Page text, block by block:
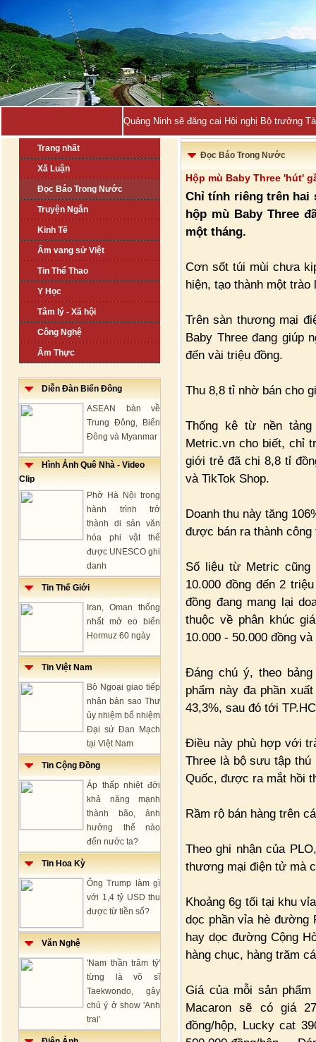
Quảng Ninh sẽ đăng cai Hội nghị Bộ trưởng
Trang nhất
Xã Luận
Đọc Báo Trong Nước
Truyện Ngắn
Kinh Tế
Âm vang sử Việt
Tin Thể Thao
Y Học
Tâm lý - Xã hội
Công Nghệ
Ẩm Thực
Diễn Đàn Biển Đông
ASEAN bàn về
Trung Đông, Biển
Đông và Myanmar
Hình Ảnh Quê Nhà - Video
Clip
Phở Hà Nội trong
hành trình trở
thành di sản văn
hóa phi vật thể
được UNESCO ghi
danh
Tin Thế Giới
Iran, Oman thống
nhất mở eo biển
Hormuz 60 ngày
Tin Việt Nam
Bộ Ngoại giao tiếp
nhận bản sao Thư
ủy nhiệm bổ nhiệm
Đại sứ Đan Mạch
tại Việt Nam
Tin Cộng Đồng
Áp thấp nhiệt đới
khả năng mạnh
thành bão, ảnh
hưởng thế nào
đến nước ta?
Tin Hoa Kỳ
Ông Trump làm gì
với 1,4 tỷ USD thu
được từ tiền số?
Văn Nghệ
'Nam thần trăm tỷ'
từng là võ sĩ
Taekwondo, gây
chú ý ở show 'Anh
trai'
Đọc Báo Trong Nước
Hộp mù Baby Three 'hút'
Chỉ tính riêng trên hai
hộp mù Baby Three
một tháng.
Cơn sốt túi mùi chưa
hiện, tạo thành một
Trên sàn thương mại
Baby Three đang giúp
đến vài triệu đồng.
Thu 8,8 tỉ nhờ bán cho
Thống kê từ nền
Metric.vn cho biết, chỉ
giới trẻ đã chi 8,8 tỉ
và TikTok Shop.
Doanh thu này tăng
được bán ra thành công
Số liệu từ Metric
10.000 đồng đến 2
đồng đang mang lại
thuộc về phân khúc
10.000 - 50.000 đồng
Đáng chú ý, theo
phẩm này đa phần
43,3%, sau đó tới
Điều này phù hợp với
Three là bộ sưu tập
Quốc, được ra mắt hồi
Rầm rộ bán hàng trên
Theo ghi nhận của
thương mại điện tử mà
Khoảng 6g tối tại khu
dọc phần vỉa hè đường
hay dọc đường Cộng
hàng chục, hàng trăm
Giá của mỗi sản
Macaron sẽ có giá
đồng/hộp, Lucky cat